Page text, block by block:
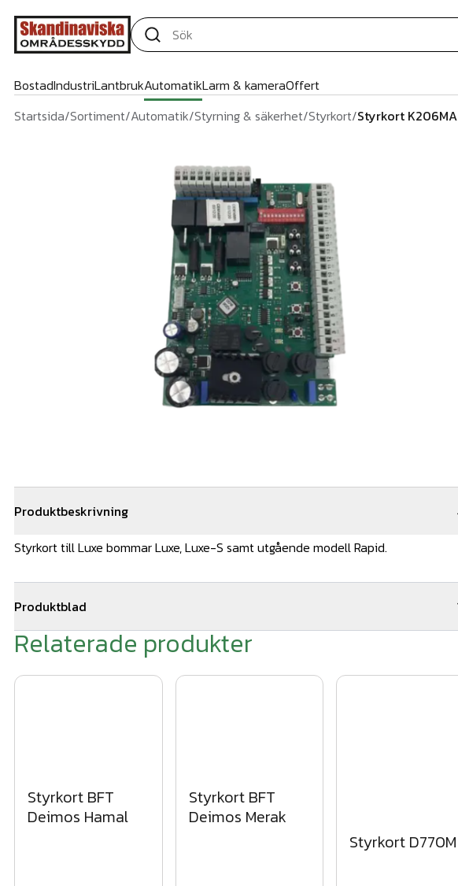
BostadIndustriLantbrukAutomatikLarm & kameraOffert
Startsida/Sortiment/Automatik/Styrning & säkerhet/Styrkort/Styrkort K206MA
Produktbeskrivning
Styrkort till Luxe bommar Luxe, Luxe-S samt utgående modell Rapid.
Produktblad
Styrkort K206MA.jpg
Relaterade produkter
Styrkort BFT
Deimos Hamal
Styrkort BFT
Deimos Merak
Styrkort D770M